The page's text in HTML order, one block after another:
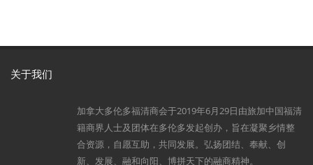
关于我们
加拿大多伦多福清商会于2019年6月29日由旅加中国福清
籍商界人士及团体在多伦多发起创办，旨在凝聚乡情整
合资源，自愿互助，共同发展。弘扬团结、奉献、创
新、发展、融和向阳、博拼天下的融商精神。